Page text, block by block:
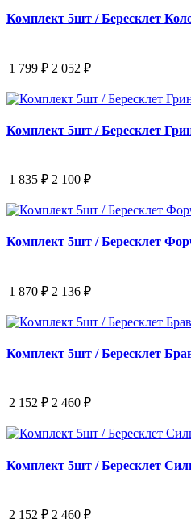
Комплект 5шт / Бересклет
1 799 ₽ 2 052 ₽
Комплект 5шт / Бересклет
1 835 ₽ 2 100 ₽
Комплект 5шт / Бересклет
1 870 ₽ 2 136 ₽
Комплект 5шт / Бересклет
2 152 ₽ 2 460 ₽
Комплект 5шт / Бересклет
2 152 ₽ 2 460 ₽